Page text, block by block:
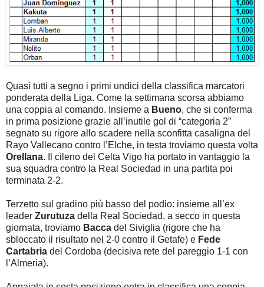
Quasi tutti a segno i primi undici della classifica marcatori
ponderata della Liga. Come la settimana scorsa abbiamo
una coppia al comando. Insieme a Bueno, che si conferma
in prima posizione grazie all’inutile gol di “categoria 2”
segnato su rigore allo scadere nella sconfitta casaligna del
Rayo Vallecano contro l’Elche, in testa troviamo questa volta
Orellana. Il cileno del Celta Vigo ha portato in vantaggio la
sua squadra contro la Real Sociedad in una partita poi
terminata 2-2.
Terzetto sul gradino più basso del podio: insieme all’ex
leader Zurutuza della Real Sociedad, a secco in questa
giornata, troviamo Bacca del Siviglia (rigore che ha
sbloccato il risultato nel 2-0 contro il Getafe) e Fede
Cartabria del Cordoba (decisiva rete del pareggio 1-1 con
l’Almeria).